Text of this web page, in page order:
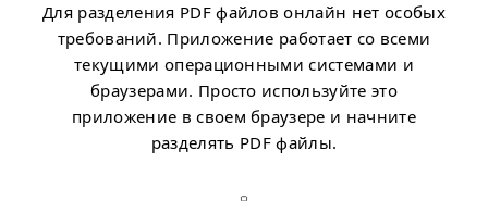
Для разделения PDF файлов онлайн нет особых
требований. Приложение работает со всеми
текущими операционными системами и
браузерами. Просто используйте это
приложение в своем браузере и начните
разделять PDF файлы.